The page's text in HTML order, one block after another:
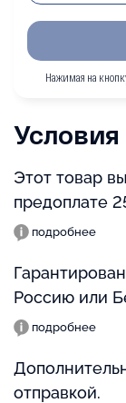
Нажимая на
Условия
Этот товар
предоплате
подробнее
Россию или
подробнее
отправкой.